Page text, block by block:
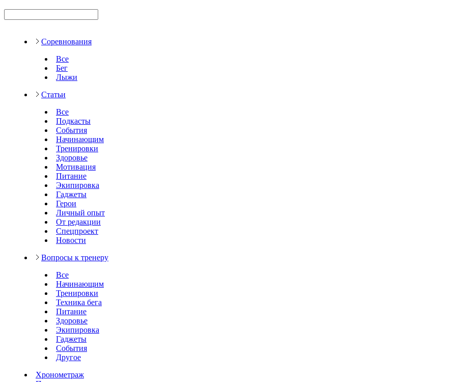
Соревнования
Все
Бег
Лыжи
Статьи
Все
Подкасты
События
Начинающим
Тренировки
Здоровье
Мотивация
Питание
Экипировка
Гаджеты
Герои
Личный опыт
От редакции
Спецпроект
Новости
Вопросы к тренеру
Все
Начинающим
Тренировки
Техника бега
Питание
Здоровье
Экипировка
Гаджеты
События
Другое
Хронометраж